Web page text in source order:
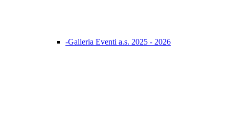
-Galleria Eventi a.s. 2025 - 2026